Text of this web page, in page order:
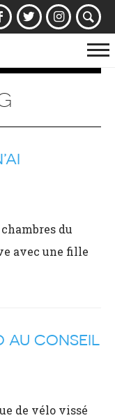
la
du
avec une fille
AU CONSEIL
de vélo vissé